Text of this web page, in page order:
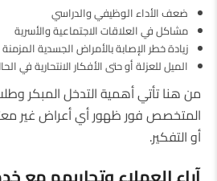
ضعف الأداء الوظيفي والدراسي
مشاكل في العلاقات الاجتماعية والأسرية
زيادة خطر الإصابة بالأمراض الجسدية المزمنة
الميل للعزلة أو حتى الأفكار الانتحارية في
من هنا تأتي أهمية التدخل المبكر
المتخصص فور ظهور أي أعراض غير
أو التفكير.